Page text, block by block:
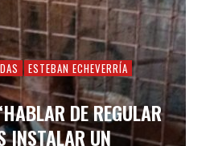
ESTEBAN ECHEVERRÍA
DE REGULAR
INSTALAR UN